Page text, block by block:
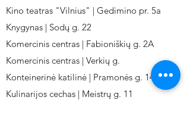
Kino teatras "Vilnius" | Gedimino pr. 5a
Knygynas | Sodų g. 22
Komercinis centras | Fabioniškių g. 2A
Komercinis centras | Verkių g.
Konteinerinė katilinė | Pramonės g. 141
Kulinarijos cechas | Meistrų g. 11